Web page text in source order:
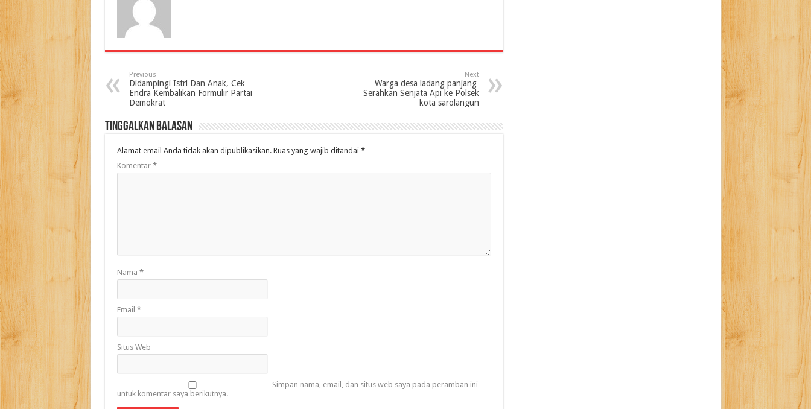
Previous
Didampingi Istri Dan Anak, Cek
Endra Kembalikan Formulir Partai
Demokrat
Next
Warga desa ladang panjang
Serahkan Senjata Api ke Polsek
kota sarolangun
Tinggalkan Balasan
Alamat email Anda tidak akan dipublikasikan. Ruas yang wajib ditandai *
Komentar *
Nama *
Email *
Situs Web
Simpan nama, email, dan situs web saya pada peramban ini
untuk komentar saya berikutnya.